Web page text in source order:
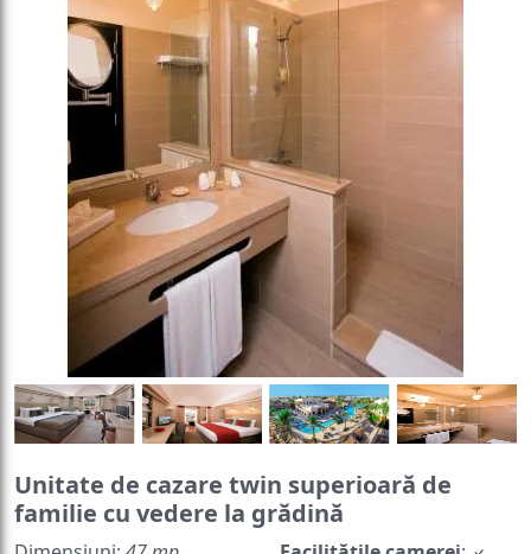
Unitate de cazare twin superioară de
familie cu vedere la grădină